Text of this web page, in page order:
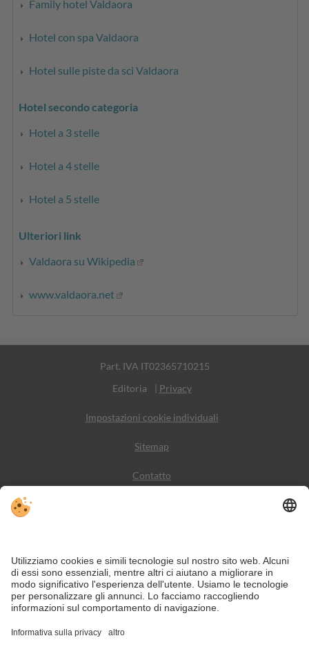
Family hotel Valdaora
Hotel con spa Valdaora
Hotel sulle piste da sci Valdaora
Hotel secondo categoria
Hotel a 3 stelle
Hotel a 4 stelle
Hotel a 5 stelle
Ulteriori link
Valdaora su Wikipedia
www.valdaora.net
Part. IVA IT02365710215
Editoria
| Privacy
Impostazioni cookie individuali
Sitemap
Contatto
VIVODolomiti è il portale di viaggio per una vacanza in
montagna indimenticabile – con alloggi e offerte nelle
Dolomiti, Patrimonio Naturale dell’Umanità UNESCO.